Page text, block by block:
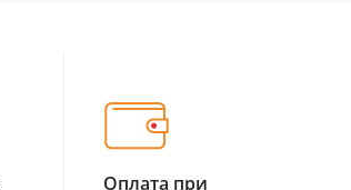
Оплата при